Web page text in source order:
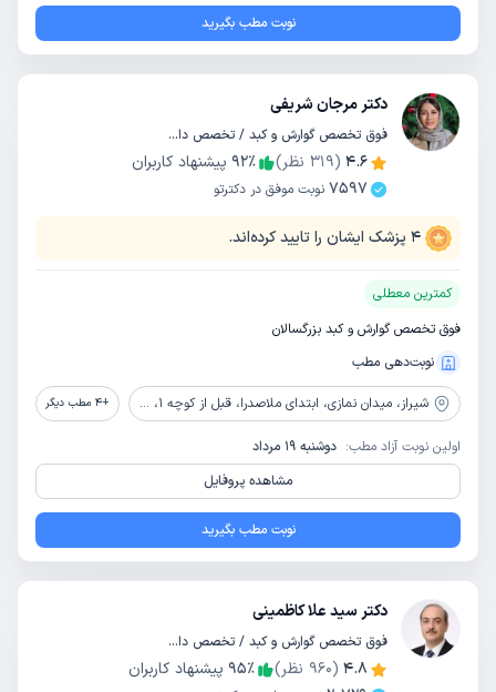
نوبت مطب بگیرید
دکتر مرجان شریفی
فوق تخصص گوارش و کبد / تخصص داخلی
4.6
(
319 نظر) 92٪
پیشنهاد کاربران
7597 نوبت موفق در دکترتو
4 پزشک ایشان را تایید کرده‌اند.
کمترین معطلی
فوق تخصص گوارش و کبد بزرگسالان
نوبت‌دهی مطب
شیراز، میدان نمازی، ابتدای ملاصدرا، قبل از کوچه 1، جنب داروخانه مادر، ساختمان عرفان، طبقه 4، واحد 13 +
4 مطب دیگر
اولین نوبت آزاد مطب: دوشنبه 19 مرداد
مشاهده پروفایل
نوبت مطب بگیرید
دکتر سید علا کاظمینی
فوق تخصص گوارش و کبد / تخصص داخلی
4.8
(
960 نظر) 95٪
پیشنهاد کاربران